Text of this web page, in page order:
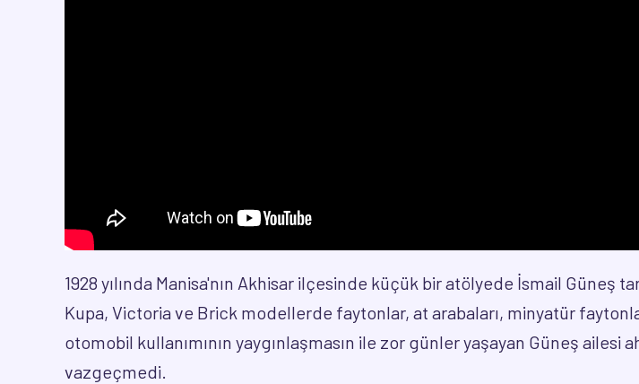
1928 yılında Manisa'nın Akhisar ilçesinde küçük bir atölyede İsmail Güneş
Kupa, Victoria ve Brick modellerde faytonlar, at arabaları, minyatür
otomobil kullanımının yaygınlaşmasın ile zor günler yaşayan Güneş
vazgeçmedi.